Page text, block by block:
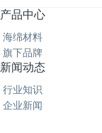
产品中心
海绵材料
旗下品牌
新闻动态
行业知识
企业新闻